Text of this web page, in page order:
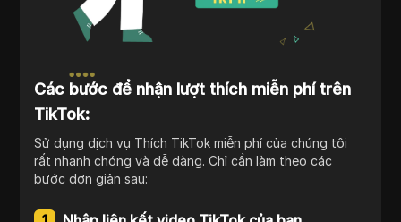
Các bước để nhận lượt thích miễn phí trên
TikTok:
Sử dụng dịch vụ Thích TikTok miễn phí của chúng tôi
rất nhanh chóng và dễ dàng. Chỉ cần làm theo các
bước đơn giản sau: